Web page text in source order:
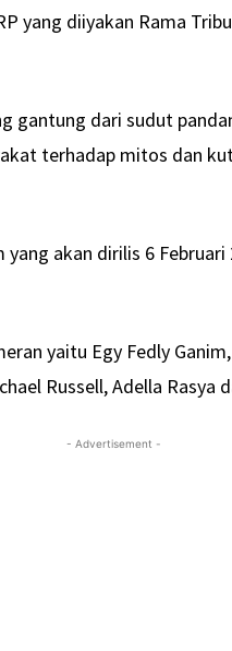
yang diiyakan Rama
gantung dari sudut
terhadap mitos dan
akan dirilis 6
yaitu Egy Fedly
Russell, Adella Rasya
- Advertisement -